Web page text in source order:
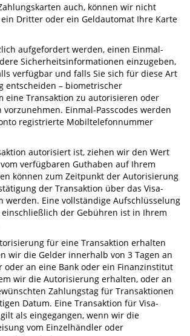
auch, können wir nicht
Dritter oder ein Geldautomat Ihre Karte
aufgefordert werden, einen Einmal-
Sicherheitsinformationen einzugeben,
verfügbar und falls Sie sich für diese Art
entscheiden – biometrischer
eine Transaktion zu autorisieren oder
Einmal-Passcodes werden
registrierte Mobiltelefonnummer
autorisiert ist, ziehen wir den Wert
verfügbaren Guthaben auf Ihrem
können zum Zeitpunkt der Autorisierung
der Transaktion über das Visa-
werden. Eine vollständige Aufschlüsselung
der Gebühren ist in Ihrem
für eine Transaktion erhalten
wir die Gelder innerhalb von 3 Tagen an
oder an eine Bank oder ein Finanzinstitut
wir die Autorisierung erhalten, oder an
Zahlungstag für Transaktionen
Datum. Eine Transaktion für Visa-
als eingegangen, wenn wir die
vom Einzelhändler oder